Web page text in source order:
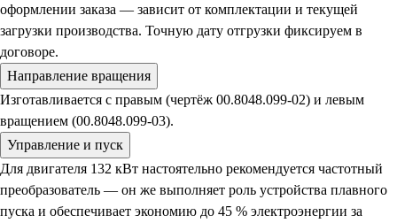
оформлении заказа — зависит от комплектации и текущей
загрузки производства. Точную дату отгрузки фиксируем в
договоре.
Направление вращения
Изготавливается с правым (чертёж 00.8048.099-02) и левым
вращением (00.8048.099-03).
Управление и пуск
Для двигателя 132 кВт настоятельно рекомендуется частотный
преобразователь — он же выполняет роль устройства плавного
пуска и обеспечивает экономию до 45 % электроэнергии за